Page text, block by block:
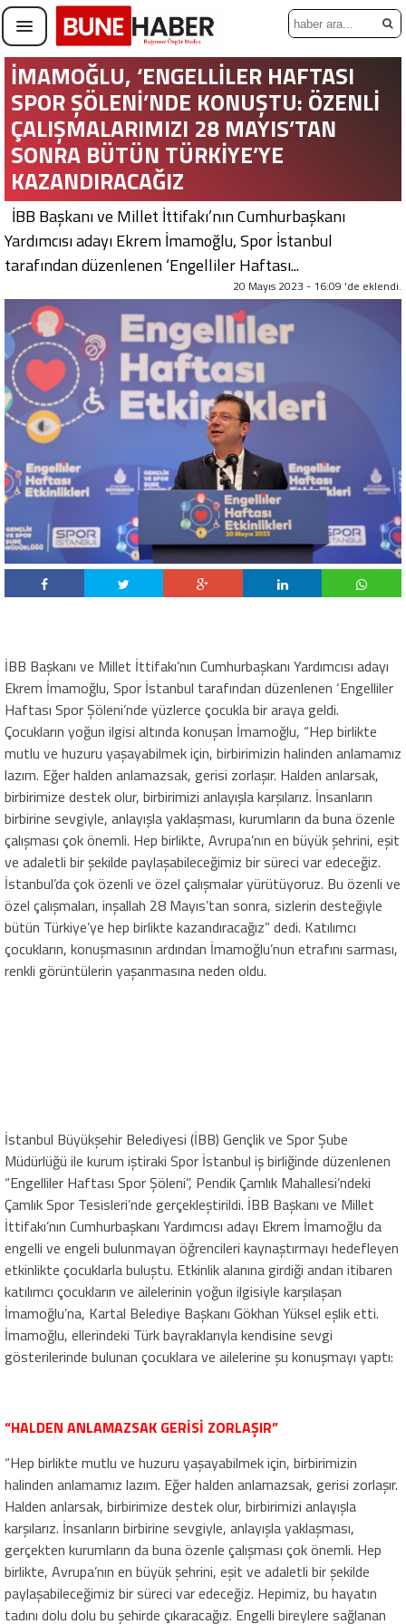
İMAMOĞLU, ‘ENGELLİLER HAFTASI
SPOR ŞÖLENİ’NDE KONUŞTU: ÖZENLİ
ÇALIŞMALARIMIZI 28 MAYIS’TAN
SONRA BÜTÜN TÜRKİYE’YE
KAZANDIRACAĞIZ
İBB Başkanı ve Millet İttifakı’nın Cumhurbaşkanı
Yardımcısı adayı Ekrem İmamoğlu, Spor İstanbul
tarafından düzenlenen ‘Engelliler Haftası...
20 Mayıs 2023 - 16:09 'de eklendi.
İBB Başkanı ve Millet İttifakı’nın Cumhurbaşkanı Yardımcısı adayı
Ekrem İmamoğlu, Spor İstanbul tarafından düzenlenen ‘Engelliler
Haftası Spor Şöleni’nde yüzlerce çocukla bir araya geldi.
Çocukların yoğun ilgisi altında konuşan İmamoğlu, “Hep birlikte
mutlu ve huzuru yaşayabilmek için, birbirimizin halinden anlamamız
lazım. Eğer halden anlamazsak, gerisi zorlaşır. Halden anlarsak,
birbirimize destek olur, birbirimizi anlayışla karşılarız. İnsanların
birbirine sevgiyle, anlayışla yaklaşması, kurumların da buna özenle
çalışması çok önemli. Hep birlikte, Avrupa’nın en büyük şehrini, eşit
ve adaletli bir şekilde paylaşabileceğimiz bir süreci var edeceğiz.
İstanbul’da çok özenli ve özel çalışmalar yürütüyoruz. Bu özenli ve
özel çalışmaları, inşallah 28 Mayıs’tan sonra, sizlerin desteğiyle
bütün Türkiye’ye hep birlikte kazandıracağız” dedi. Katılımcı
çocukların, konuşmasının ardından İmamoğlu’nun etrafını sarması,
renkli görüntülerin yaşanmasına neden oldu.
İstanbul Büyükşehir Belediyesi (İBB) Gençlik ve Spor Şube
Müdürlüğü ile kurum iştiraki Spor İstanbul iş birliğinde düzenlenen
“Engelliler Haftası Spor Şöleni”, Pendik Çamlık Mahallesi’ndeki
Çamlık Spor Tesisleri’nde gerçekleştirildi. İBB Başkanı ve Millet
İttifakı’nın Cumhurbaşkanı Yardımcısı adayı Ekrem İmamoğlu da
engelli ve engeli bulunmayan öğrencileri kaynaştırmayı hedefleyen
etkinlikte çocuklarla buluştu. Etkinlik alanına girdiği andan itibaren
katılımcı çocukların ve ailelerinin yoğun ilgisiyle karşılaşan
İmamoğlu’na, Kartal Belediye Başkanı Gökhan Yüksel eşlik etti.
İmamoğlu, ellerindeki Türk bayraklarıyla kendisine sevgi
gösterilerinde bulunan çocuklara ve ailelerine şu konuşmayı yaptı:
“HALDEN ANLAMAZSAK GERİSİ ZORLAŞIR”
“Hep birlikte mutlu ve huzuru yaşayabilmek için, birbirimizin
halinden anlamamız lazım. Eğer halden anlamazsak, gerisi zorlaşır.
Halden anlarsak, birbirimize destek olur, birbirimizi anlayışla
karşılarız. İnsanların birbirine sevgiyle, anlayışla yaklaşması,
gerçekten kurumların da buna özenle çalışması çok önemli. Hep
birlikte, Avrupa’nın en büyük şehrini, eşit ve adaletli bir şekilde
paylaşabileceğimiz bir süreci var edeceğiz. Hepimiz, bu hayatın
tadını dolu dolu bu şehirde çıkaracağız. Engelli bireylere sağlanan